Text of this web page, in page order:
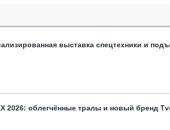
выставка спецтехники и
2026: облегчённые тралы и новый бренд